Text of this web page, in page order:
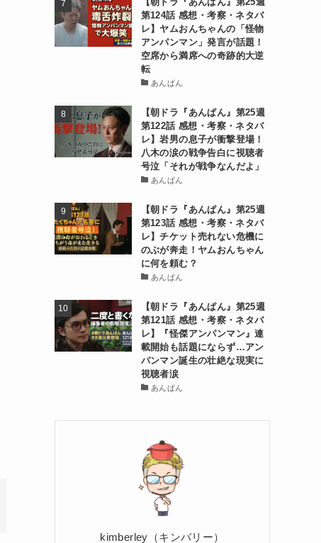
第124話 感想・考察・ネタバ
レ】ヤムおんちゃんの「怪物
アンパンマン」発言が話題！
空席から満席への奇跡的大逆
転
あんぱん
【朝ドラ『あんぱん』第25週
第122話 感想・考察・ネタバ
レ】岩男の息子が衝撃登場！
八木の涙の戦争告白に視聴者
号泣「それが戦争なんだよ」
あんぱん
【朝ドラ『あんぱん』第25週
第123話 感想・考察・ネタバ
レ】チケット売れない危機に
のぶが奔走！ヤムおんちゃん
に何を頼む？
あんぱん
【朝ドラ『あんぱん』第25週
第121話 感想・考察・ネタバ
レ】『怪傑アンパンマン』連
載開始も話題にならず…アン
パンマン誕生の壮絶な現実に
視聴者涙
あんぱん
kimberley（キンバリー）